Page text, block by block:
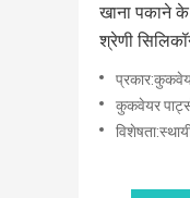
खाना पकाने
श्रेणी
कुकवेयर